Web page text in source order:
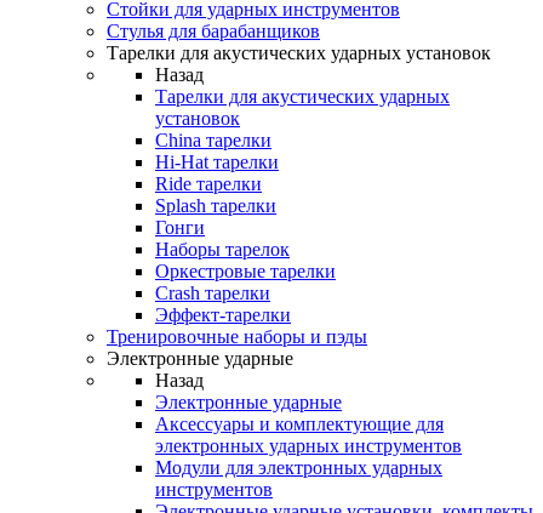
Стойки для ударных инструментов
Стулья для барабанщиков
Тарелки для акустических ударных установок
Назад
Тарелки для акустических ударных
установок
China тарелки
Hi-Hat тарелки
Ride тарелки
Splash тарелки
Гонги
Наборы тарелок
Оркестровые тарелки
Сrash тарелки
Эффект-тарелки
Тренировочные наборы и пэды
Электронные ударные
Назад
Электронные ударные
Аксессуары и комплектующие для
электронных ударных инструментов
Модули для электронных ударных
инструментов